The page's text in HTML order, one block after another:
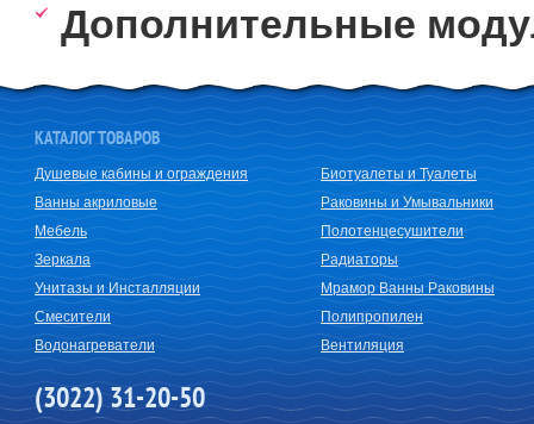
Дополнительные
КАТАЛОГ ТОВАРОВ
Душевые кабины и ограждения
Ванны акриловые
Мебель
Зеркала
Унитазы и Инсталляции
Смесители
Водонагреватели
Биотуалеты и Туалеты
Раковины и Умывальники
Полотенцесушители
Радиаторы
Мрамор Ванны Раковины
Полипропилен
Вентиляция
(3022) 31-20-50